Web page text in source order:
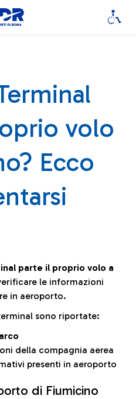
volo
Ecco
parte il proprio volo a
le informazioni
in aeroporto.
sono riportate:
della compagnia aerea
presenti in aeroporto
di Fiumicino